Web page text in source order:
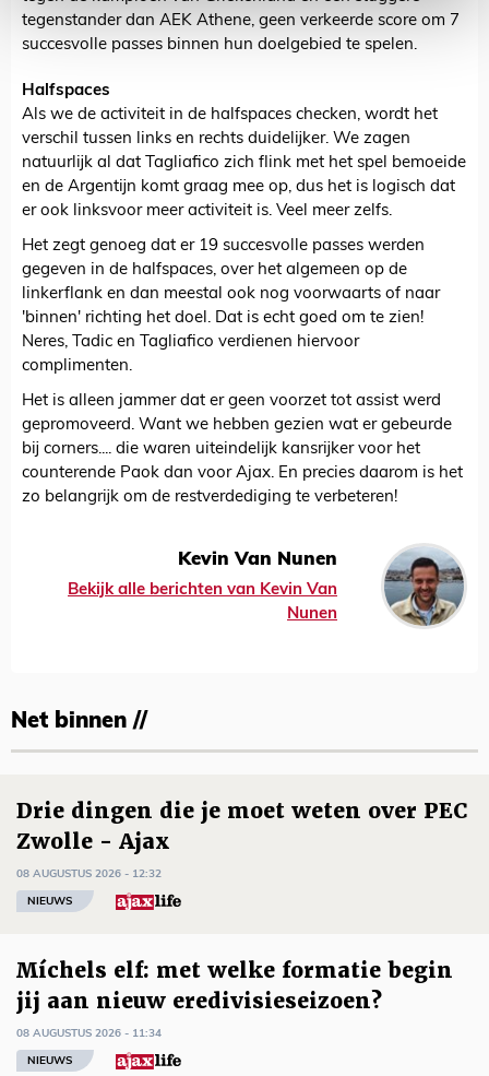
tegenstander dan AEK Athene, geen verkeerde score om 7
succesvolle passes binnen hun doelgebied te spelen.
Halfspaces
Als we de activiteit in de halfspaces checken, wordt het
verschil tussen links en rechts duidelijker. We zagen
natuurlijk al dat Tagliafico zich flink met het spel bemoeide
en de Argentijn komt graag mee op, dus het is logisch dat
er ook linksvoor meer activiteit is. Veel meer zelfs.
Het zegt genoeg dat er 19 succesvolle passes werden
gegeven in de halfspaces, over het algemeen op de
linkerflank en dan meestal ook nog voorwaarts of naar
'binnen' richting het doel. Dat is echt goed om te zien!
Neres, Tadic en Tagliafico verdienen hiervoor
complimenten.
Het is alleen jammer dat er geen voorzet tot assist werd
gepromoveerd. Want we hebben gezien wat er gebeurde
bij corners.... die waren uiteindelijk kansrijker voor het
counterende Paok dan voor Ajax. En precies daarom is het
zo belangrijk om de restverdediging te verbeteren!
Kevin Van Nunen
Bekijk alle berichten van Kevin Van
Nunen
Net binnen //
Drie dingen die je moet weten over PEC
Zwolle - Ajax
08 AUGUSTUS 2026 - 12:32
NIEUWS
Míchels elf: met welke formatie begin
jij aan nieuw eredivisieseizoen?
08 AUGUSTUS 2026 - 11:34
NIEUWS